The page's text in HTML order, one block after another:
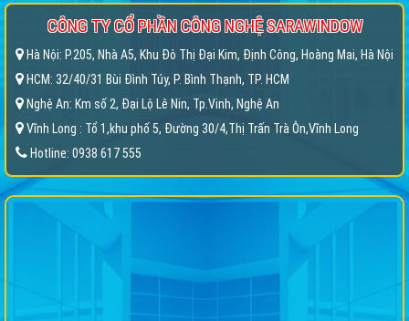
CÔNG TY CỔ PHẦN CÔNG NGHỆ SARAWINDOW
Hà Nội: P.205, Nhà A5, Khu Đô Thị Đại Kim, Định Công, Hoàng Mai, Hà Nội
HCM: 32/40/31 Bùi Đình Túy, P. Bình Thạnh, TP. HCM
Nghệ An: Km số 2, Đại Lộ Lê Nin, Tp.Vinh, Nghệ An
Vĩnh Long : Tổ 1,khu phố 5, Đường 30/4,Thị Trấn Trà Ôn,Vĩnh Long
Hotline: 0938 617 555